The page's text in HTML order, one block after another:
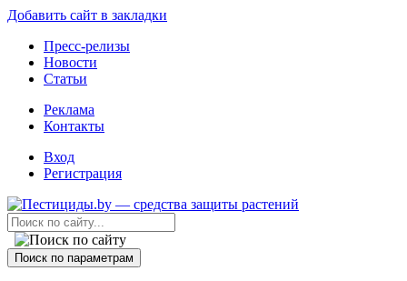
Добавить сайт в закладки
Пресс-релизы
Новости
Статьи
Реклама
Контакты
Вход
Регистрация
Поиск по параметрам